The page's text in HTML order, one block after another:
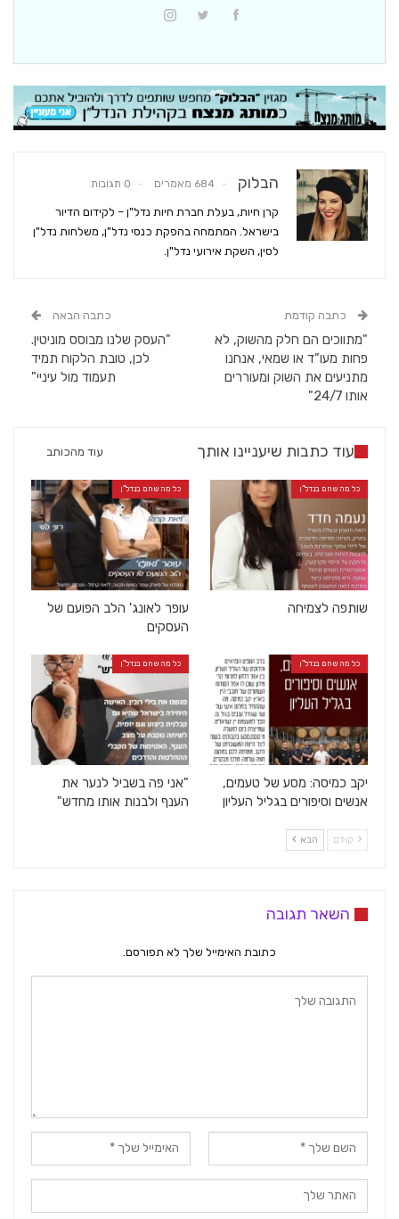
הבלוק 684 מאמרים 0 תגובות
קרן חיות, בעלת חברת חיות נדל"ן – לקידום הדיור
בישראל. המתמחה בהפקת כנסי נדל"ן, משלחות נדל"ן
לסין, השקת אירועי נדל"ן.
כתבה קודמת
"מתווכים הם חלק מהשוק, לא
פחות מעו"ד או שמאי, אנחנו
מתניעים את השוק ומעוררים
אותו 24/7"
כתבה הבאה
"העסק שלנו מבוסס מוניטין.
לכן, טובת הלקוח תמיד
תעמוד מול עיניי"
עוד כתבות שיעניינו אותך עוד מהכותב
כל מה שחם בנדל"ן
שותפה לצמיחה
כל מה שחם בנדל"ן
עופר לאונג' הלב הפועם של
העסקים
כל מה שחם בנדל"ן
יקב כמיסה: מסע של טעמים,
אנשים וסיפורים בגליל העליון
כל מה שחם בנדל"ן
"אני פה בשביל לנער את
הענף ולבנות אותו מחדש"
קודם הבא
השאר תגובה
כתובת האימייל שלך לא תפורסם.